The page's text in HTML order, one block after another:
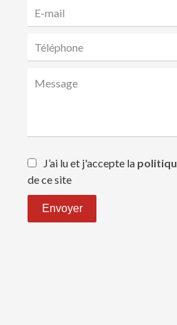
J’ai lu et j'accepte la
de ce site
Envoyer